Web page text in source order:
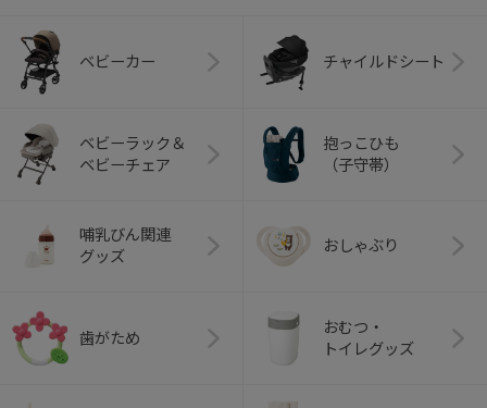
ベビーカー チャイルドシート
ベビーラック＆
ベビーチェア
抱っこひも
（子守帯）
哺乳びん関連
グッズ
おしゃぶり
歯がため
おむつ・
トイレグッズ